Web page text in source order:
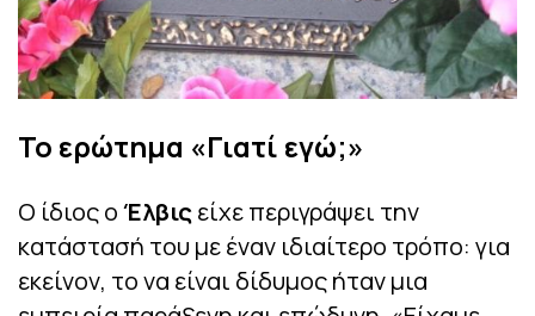
Το ερώτημα «Γιατί εγώ;»
Ο ίδιος οΈλβιςείχε περιγράψει την
κατάστασή του με έναν ιδιαίτερο τρόπο: για
εκείνον, το να είναι δίδυμος ήταν μια